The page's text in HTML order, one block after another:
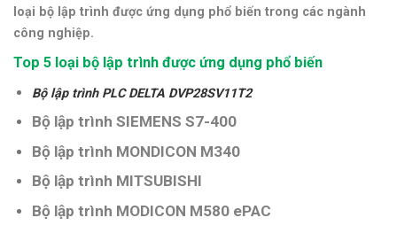
loại bộ lập trình được ứng dụng phổ biến trong các ngành
công nghiệp.
Top 5 loại bộ lập trình được ứng dụng phổ biến
Bộ lập trình PLC DELTA DVP28SV11T2
Bộ lập trình SIEMENS S7-400
Bộ lập trình MONDICON M340
Bộ lập trình MITSUBISHI
Bộ lập trình MODICON M580 ePAC